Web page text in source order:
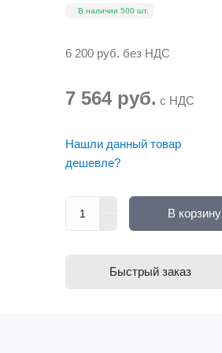
В наличии 500 шт.
6 200 руб. без НДС
7 564 руб. с НДС
Нашли данный товар
дешевле?
В корзину
Быстрый заказ